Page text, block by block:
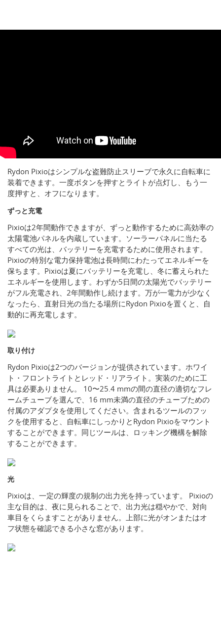
Rydon Pixioはシンプルな盗難防止スリーブで永久に自転車に
装着できます。一度ボタンを押すとライトが点灯し、もう一
度押すと、オフになります。
ずっと充電
Pixioは2年間動作できますが、ずっと動作するために高効率の
太陽電池パネルを内蔵しています。ソーラーパネルに当たる
すべての光は、バッテリーを充電するために使用されます。
Pixioの特別な電力保持電池は長時間にわたってエネルギーを
保ちます。Pixioは夏にバッテリーを充電し、冬に蓄えられた
エネルギーを使用します。わずか5日間の太陽光でバッテリー
がフル充電され、2年間動作し続けます。万が一電力が少なく
なったら、直射日光の当たる場所にRydon Pixioを置くと、自
動的に再充電します。
取り付け
Rydon Pixioは2つのバージョンが提供されています。ホワイ
ト・フロントライトとレッド・リアライト。実装のために工
具は必要ありません。 10〜25.4 mmの間の直径の適切なフレ
ームチューブを選んで、16 mm未満の直径のチューブための
付属のアダプタを使用してください。含まれるツールのフッ
クを使用すると、自転車にしっかりとRydon Pixioをマウント
することができます。同じツールは、ロッキング機構を解除
することができます。
光
Pixioは、一定の輝度の規制の出力光を持っています。 Pixioの
主な目的は、夜に見られることで、出力光は穏やかで、対向
車目をくらますことがありません。上部に光がオンまたはオ
フ状態を確認できる小さな窓があります。